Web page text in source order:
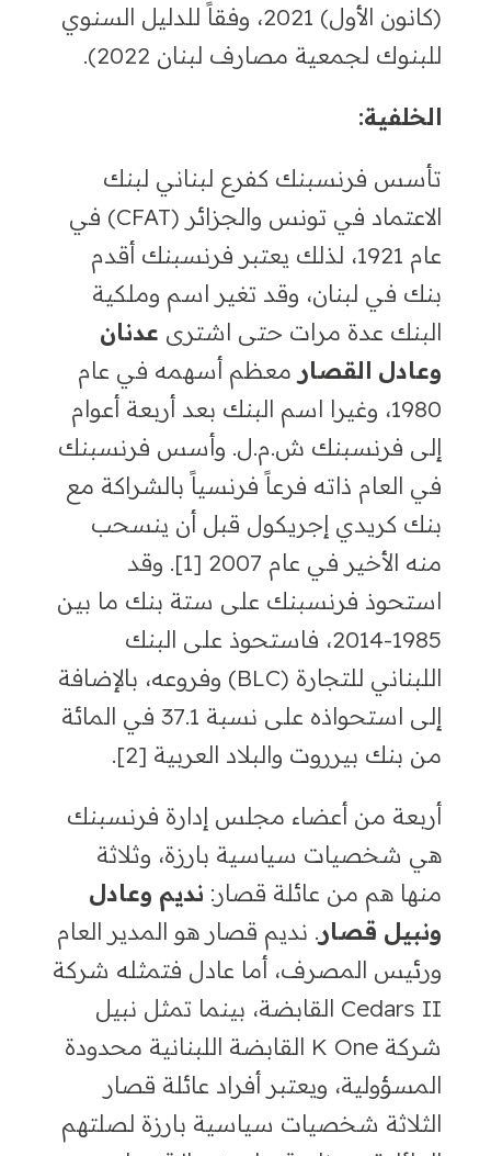
(كانون الأول)2021
، وفقاً للدليل السنوي
للبنوك لجمعية مصارف لبنان2022).
الخلفية:
تأسس فرنسبنك كفرع لبناني لبنك
الاعتماد في تونس والجزائر
في
عام1921
، لذلك يعتبر فرنسبنك أقدم
بنك في لبنان، وقد تغير اسم وملكية
البنك عدة مرات حتى اشترىعدنان
وعادل القصارمعظم أسهمه في عام
1980، وغيرا اسم البنك بعد أربعة أعوام
إلى فرنسبنك ش.م.ل .وأسس فرنسبنك
في العام ذاته فرعاً فرنسياً بالشراكة مع
بنك كريدي إجريكول قبل أن ينسحب
منه الأخير في عام2007 [1].
وقد
استحوذ فرنسبنك على ستة بنك ما بين
1985-2014،
فاستحوذ على البنك
اللبناني للتجارة ( BLC) وفروعه،بالإضافة
إلى استحواذه على نسبة37.1
في المائة
من بنك بيرروت والبلاد العربية [2]
.
أربعة من أعضاء مجلس إدارة فرنسبنك
هي شخصيات سياسية بارزة، وثلاثة
منها هم من عائلة قصار:نديم وعادل
ونبيل قصار. نديم قصار هو المدير العام
ورئيس المصرف،أما عادل فتمثله شركة
Cedars IIالقابضة،بينما تمثل نبيل
شركةK One القابضة اللبنانية محدودة
المسؤولية،ويعتبر أفراد عائلة قصار
الثلاثة شخصيات سياسية بارزة لصلتهم